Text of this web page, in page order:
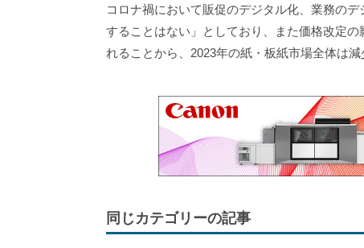
コロナ禍において販促のデジタル化、業務の
することはない」としており、また価格改定
れることから、2023年の紙・板紙市場全体は減
同じカテゴリーの記事